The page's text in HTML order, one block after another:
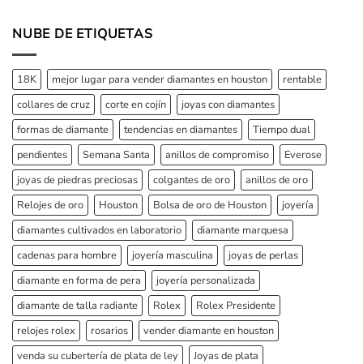
NUBE DE ETIQUETAS
18K mejor lugar para vender diamantes en houston
rentable
collares de cruz
corte en cojín
joyas con diamantes
formas de diamante
tendencias en diamantes
Tiempo dual
pendientes
Semana Santa anillos de compromiso
Everose
joyas de piedras preciosas
colgantes de oro
anillos de oro
Relojes de oro
Houston Bolsa de oro de Houston
joyería
diamantes cultivados en laboratorio
diamante marquesa
cadenas para hombre
joyería masculina
joyas de perlas
diamante en forma de pera
joyería personalizada
diamante de talla radiante
Rolex
Rolex Presidente
relojes rolex
rosarios
vender diamante en houston
venda su cubertería de plata de ley
Joyas de plata